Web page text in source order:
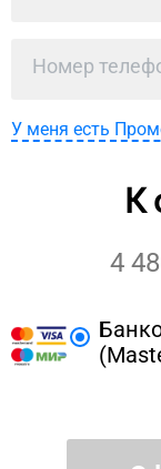
У меня есть
К
4